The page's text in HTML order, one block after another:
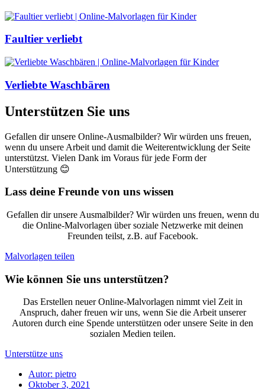
Faultier verliebt
Verliebte Waschbären
Unterstützen Sie uns
Gefallen dir unsere Online-Ausmalbilder? Wir würden uns freuen,
wenn du unsere Arbeit und damit die Weiterentwicklung der Seite
unterstützst. Vielen Dank im Voraus für jede Form der
Unterstützung 😊
Lass deine Freunde von uns wissen
Gefallen dir unsere Ausmalbilder? Wir würden uns freuen, wenn du
die Online-Malvorlagen über soziale Netzwerke mit deinen
Freunden teilst, z.B. auf Facebook.
Malvorlagen teilen
Wie können Sie uns unterstützen?
Das Erstellen neuer Online-Malvorlagen nimmt viel Zeit in
Anspruch, daher freuen wir uns, wenn Sie die Arbeit unserer
Autoren durch eine Spende unterstützen oder unsere Seite in den
sozialen Medien teilen.
Unterstütze uns
Autor: pietro
Oktober 3, 2021